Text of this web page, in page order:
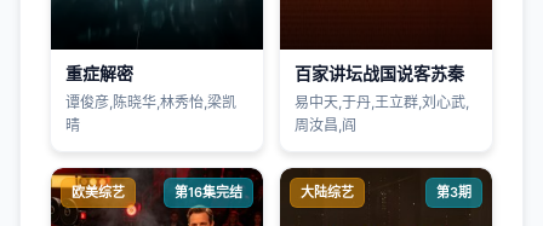
重症解密
谭俊彦,陈晓华,林秀怡,梁凯
晴
百家讲坛战国说客苏秦
易中天,于丹,王立群,刘心武,
周汝昌,阎
欧美综艺 第16集完结 大陆综艺 第3期